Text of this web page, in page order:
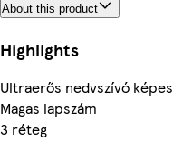
About this product
Highlights
Ultraerős nedvszívó
Magas lapszám
3 réteg